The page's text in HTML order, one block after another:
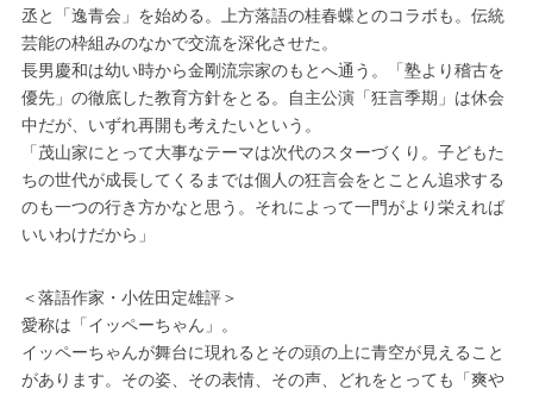
丞と「逸青会」を始める。上方落語の桂春蝶とのコラボも。伝統
芸能の枠組みのなかで交流を深化させた。
長男慶和は幼い時から金剛流宗家のもとへ通う。「塾より稽古を
優先」の徹底した教育方針をとる。自主公演「狂言季期」は休会
中だが、いずれ再開も考えたいという。
「茂山家にとって大事なテーマは次代のスターづくり。子どもた
ちの世代が成長してくるまでは個人の狂言会をとことん追求する
のも一つの行き方かなと思う。それによって一門がより栄えれば
いいわけだから」
＜落語作家・小佐田定雄評＞
愛称は「イッペーちゃん」。
イッペーちゃんが舞台に現れるとその頭の上に青空が見えること
があります。その姿、その表情、その声、どれをとっても「爽や